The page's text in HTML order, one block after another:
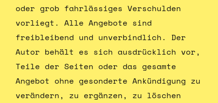
oder grob fahrlässiges Verschulden
vorliegt. Alle Angebote sind
freibleibend und unverbindlich. Der
Autor behält es sich ausdrücklich vor,
Teile der Seiten oder das gesamte
Angebot ohne gesonderte Ankündigung zu
verändern, zu ergänzen, zu löschen